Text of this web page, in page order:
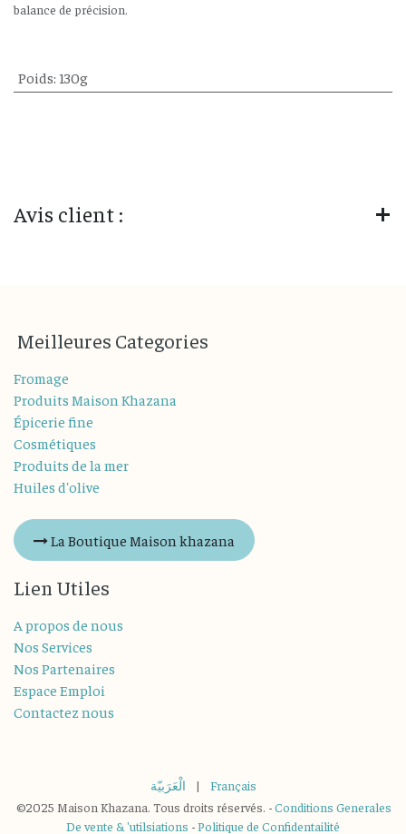
balance de précision.
Poids: 130g
Avis client :
Meilleures Categories
Fromage
Produits Maison Khazana
Épicerie fine
Cosmétiques
Produits de la mer
Huiles d'olive
La Boutique Maison khazana
Lien Utiles
A propos de nous
Nos Services
Nos Partenaires
Espace Emploi
Contactez nous
©2025 Maison Khazana. Tous droits réservés. -Conditions Generales
De vente & 'utilsiations -Politique de Confidentailité
الْعَرَبيّة | Français